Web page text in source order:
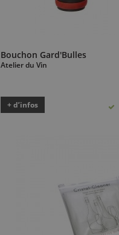
Bouchon Gard'Bulles
Atelier du Vin
+ d’infos